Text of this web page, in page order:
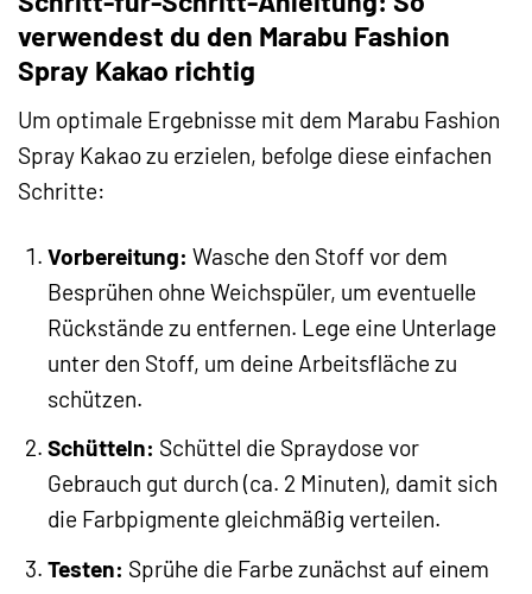
verwendest du den Marabu Fashion
Spray Kakao richtig
Um optimale Ergebnisse mit dem Marabu Fashion
Spray Kakao zu erzielen, befolge diese einfachen
Schritte:
Vorbereitung: Wasche den Stoff vor dem
Besprühen ohne Weichspüler, um eventuelle
Rückstände zu entfernen. Lege eine Unterlage
unter den Stoff, um deine Arbeitsfläche zu
schützen.
Schütteln: Schüttel die Spraydose vor
Gebrauch gut durch (ca. 2 Minuten), damit sich
die Farbpigmente gleichmäßig verteilen.
Testen: Sprühe die Farbe zunächst auf einem